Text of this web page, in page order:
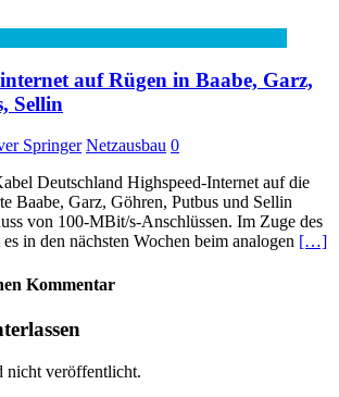
auf Rügen in Baabe, Garz,
Sellin
Springer Netzausbau 0
Deutschland Highspeed-Internet auf die
Baabe, Garz, Göhren, Putbus und Sellin
von 100-MBit/s-Anschlüssen. Im Zuge des
in den nächsten Wochen beim analogen […]
Kommentar
nicht veröffentlicht.